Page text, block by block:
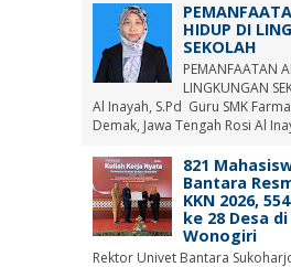
HIDUP DI
SEKOLAH
PEMANFAATAN
LINGKUNGAN
Al Inayah, S.Pd Guru SMK
Demak, Jawa Tengah Rosi Al
821
Bantara
KKN 2026,
ke 28 Desa
Wonogiri
Rektor Univet Bantara